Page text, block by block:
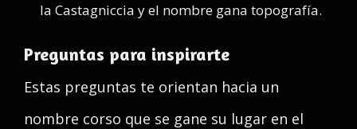
la Castagniccia y el nombre gana topografía.
Preguntas para inspirarte
Estas preguntas te orientan hacia un
nombre corso que se gane su lugar en el